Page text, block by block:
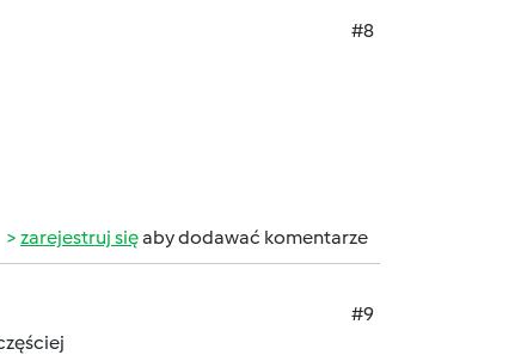
#8
zarejestruj sięaby dodawać komentarze
#9